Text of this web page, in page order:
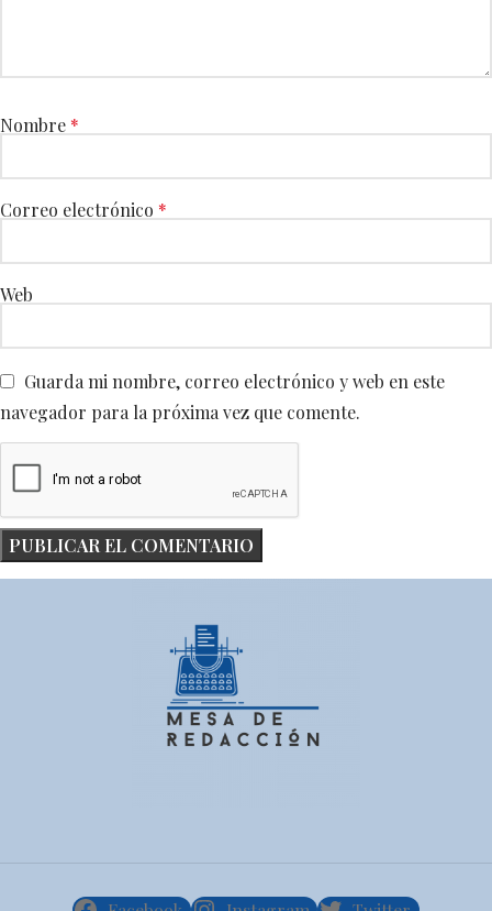
Nombre *
Correo electrónico *
Web
Guarda mi nombre, correo electrónico y web en este
navegador para la próxima vez que comente.